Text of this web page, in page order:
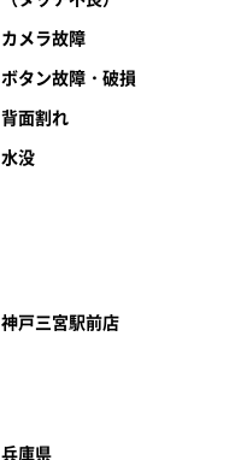
カメラ故障
ボタン故障・破損
背面割れ
水没
神戸三宮駅前店
兵庫県